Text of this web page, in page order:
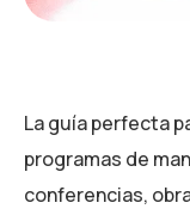
La guía perfecta
programas de
conferencias,